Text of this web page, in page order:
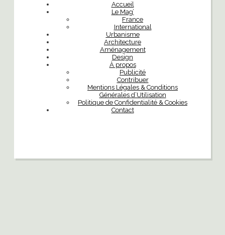
Accueil
Le Mag’
France
International
Urbanisme
Architecture
Aménagement
Design
À propos
Publicité
Contribuer
Mentions Légales & Conditions
Générales d’Utilisation
Politique de Confidentialité & Cookies
Contact